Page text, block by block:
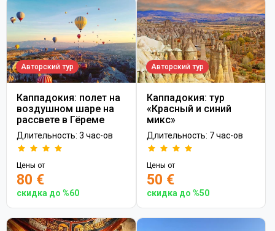
Авторский тур
Каппадокия: полет на
воздушном шаре на
рассвете в Гёреме
Длительность: 3 час-ов
Цены от
80 €
скидка до %60
Авторский тур
Каппадокия: тур
«Красный и синий
микс»
Длительность: 7 час-ов
Цены от
50 €
скидка до %50